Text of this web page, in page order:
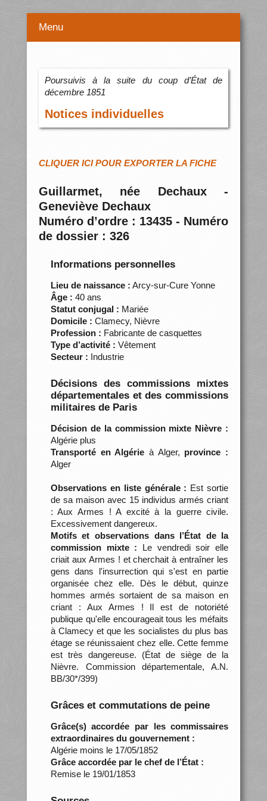
Menu
Poursuivis à la suite du coup d’État de
décembre 1851
Notices individuelles
CLIQUER ICI POUR EXPORTER LA FICHE
Guillarmet, née Dechaux -
Geneviève Dechaux
Numéro d’ordre : 13435 - Numéro
de dossier : 326
Informations personnelles
Lieu de naissance : Arcy-sur-Cure Yonne
Âge : 40 ans
Statut conjugal : Mariée
Domicile : Clamecy, Nièvre
Profession : Fabricante de casquettes
Type d’activité : Vêtement
Secteur : Industrie
Décisions des commissions mixtes
départementales et des commissions
militaires de Paris
Décision de la commission mixte Nièvre :
Algérie plus
Transporté en Algérie à Alger, province :
Alger
Observations en liste générale : Est sortie
de sa maison avec 15 individus armés criant
: Aux Armes ! A excité à la guerre civile.
Excessivement dangereux.
Motifs et observations dans l’État de la
commission mixte : Le vendredi soir elle
criait aux Armes ! et cherchait à entraîner les
gens dans l'insurrection qui s'est en partie
organisée chez elle. Dès le début, quinze
hommes armés sortaient de sa maison en
criant : Aux Armes ! Il est de notoriété
publique qu'elle encourageait tous les méfaits
à Clamecy et que les socialistes du plus bas
étage se réunissaient chez elle. Cette femme
est très dangereuse. (État de siège de la
Nièvre. Commission départementale, A.N.
BB/30*/399)
Grâces et commutations de peine
Grâce(s) accordée par les commissaires
extraordinaires du gouvernement :
Algérie moins le 17/05/1852
Grâce accordée par le chef de l’État :
Remise le 19/01/1853